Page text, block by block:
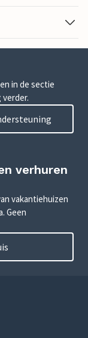
in de sectie
verhuren
vakantiehuizen
Geen